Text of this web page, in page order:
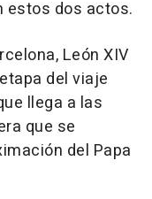
estos dos actos.
León XIV
del viaje
llega a las
que se
del Papa